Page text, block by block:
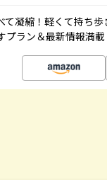
て凝縮！軽くて持ち
プラン＆最新情報満載